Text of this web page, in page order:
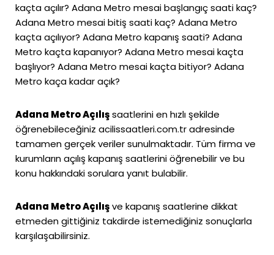
kaçta açılır? Adana Metro mesai başlangıç saati kaç?
Adana Metro mesai bitiş saati kaç? Adana Metro
kaçta açılıyor? Adana Metro kapanış saati? Adana
Metro kaçta kapanıyor? Adana Metro mesai kaçta
başlıyor? Adana Metro mesai kaçta bitiyor? Adana
Metro kaça kadar açık?
Adana Metro Açılışsaatlerini en hızlı şekilde
öğrenebileceğiniz acilissaatleri.com.tradresinde
tamamen gerçek veriler sunulmaktadır. Tüm firma ve
kurumların açılış kapanış saatlerini öğrenebilir ve bu
konu hakkındaki sorulara yanıt bulabilir.
Adana Metro Açılışve kapanış saatlerine dikkat
etmeden gittiğiniz takdirde istemediğiniz sonuçlarla
karşılaşabilirsiniz.